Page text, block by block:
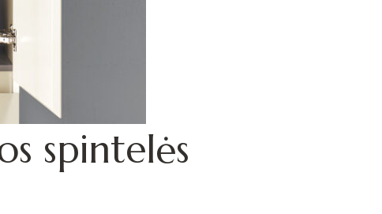
spintelės